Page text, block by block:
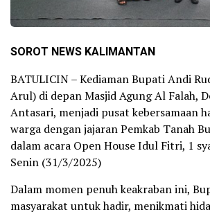
SOROT NEWS KALIMANTAN
BATULICIN – Kediaman Bupati Andi
Arul) di depan Masjid Agung Al Falah,
Antasari, menjadi pusat kebersamaan
warga dengan jajaran Pemkab Tanah
dalam acara Open House Idul Fitri, 1
Senin (31/3/2025)
Dalam momen penuh keakraban ini,
masyarakat untuk hadir, menikmati